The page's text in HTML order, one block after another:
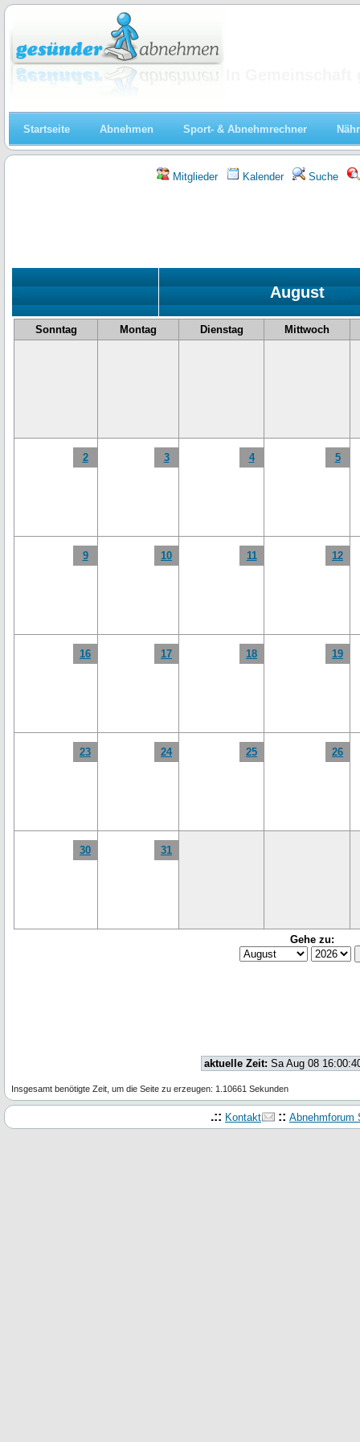
Startseite Abnehmen Sport- & Abnehmrechner
Mitglieder Kalender Suche
August
Sonntag Montag Dienstag Mittwoch
2 3 4 5
9 10 11 12
16 17 18 19
23 24 25 26
30 31
Gehe zu:
aktuelle Zeit: Sa Aug 08
Insgesamt benötigte Zeit, um die Seite zu erzeugen: 1.10661 Sekunden
.:: Kontakt :: Abnehmforum